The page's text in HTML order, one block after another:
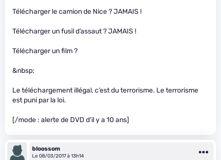
Télécharger le camion de Nice ? JAMAIS !
Télécharger un fusil d’assaut ? JAMAIS !
Télécharger un film ?
&nbsp;
Le téléchargement illégal, c’est du terrorisme. Le terrorisme
est puni par la loi.
[/mode : alerte de DVD d’il y a 10 ans]
bloossom
Le 08/03/2017 à 13h14